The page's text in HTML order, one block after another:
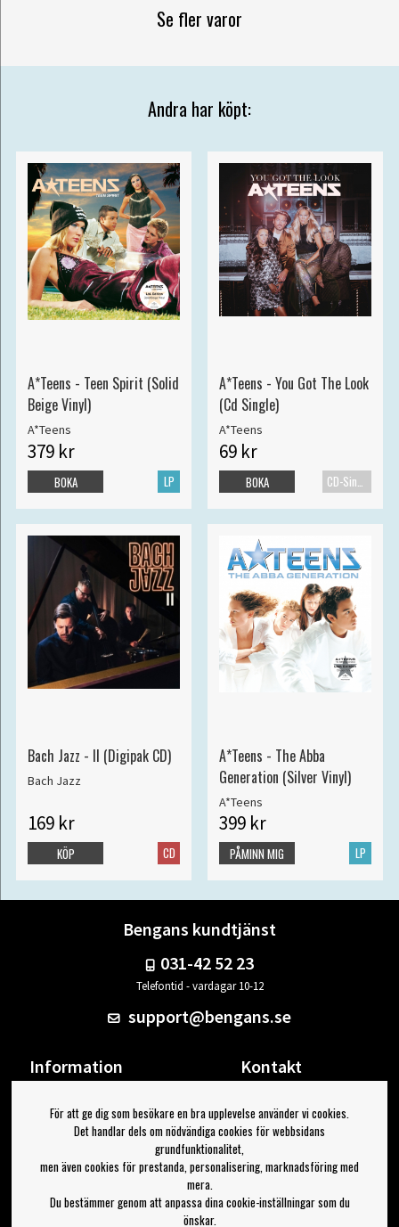
Se fler varor
Andra har köpt:
A*Teens - Teen Spirit (Solid
Beige Vinyl)
A*Teens
379 kr
LP
BOKA
A*Teens - You Got The Look
(Cd Single)
A*Teens
69 kr
BOKA
Bach Jazz - II (Digipak CD)
Bach Jazz
169 kr
CD
KÖP
A*Teens - The Abba
Generation (Silver Vinyl)
A*Teens
399 kr
LP
PÅMINN MIG
Bengans kundtjänst
031-42 52 23
Telefontid - vardagar 10-12
support@bengans.se
Information
Om Bengans
FAQ / Köp- & Leveransvillkor
Kontakt
Din sida
Logga ut
Jag vill ha tips från Bengans
För att ge dig som besökare en bra upplevelse använder vi cookies.
Det handlar dels om nödvändiga cookies för webbsidans
grundfunktionalitet,
men även cookies för prestanda, personalisering, marknadsföring med
mera.
Du bestämmer genom att anpassa dina cookie-inställningar som du
önskar.